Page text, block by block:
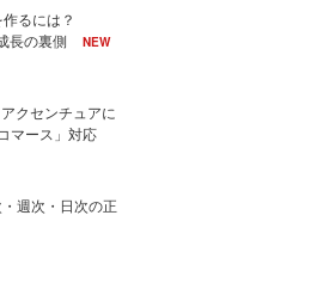
るには？
長の裏側
NEW
クセンチュアに
マース」対応
週次・日次の正